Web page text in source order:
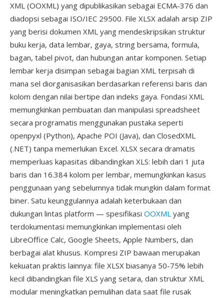
XML (OOXML) yang dipublikasikan sebagai ECMA-376 dan
diadopsi sebagai ISO/IEC 29500. File XLSX adalah arsip ZIP
yang berisi dokumen XML yang mendeskripsikan struktur
buku kerja, data lembar, gaya, string bersama, formula,
bagan, tabel pivot, dan hubungan antar komponen. Setiap
lembar kerja disimpan sebagai bagian XML terpisah di
mana sel diorganisasikan berdasarkan referensi baris dan
kolom dengan nilai bertipe dan indeks gaya. Fondasi XML
memungkinkan pembuatan dan manipulasi spreadsheet
secara programatis menggunakan pustaka seperti
openpyxl (Python), Apache POI (Java), dan ClosedXML
(.NET) tanpa memerlukan Excel. XLSX secara dramatis
memperluas kapasitas dibandingkan XLS: lebih dari 1 juta
baris dan 16.384 kolom per lembar, memungkinkan kasus
penggunaan yang sebelumnya tidak mungkin dalam format
biner. Satu keunggulannya adalah keterbukaan dan
dukungan lintas platform — spesifikasi OOXML yang
terdokumentasi memungkinkan implementasi oleh
LibreOffice Calc, Google Sheets, Apple Numbers, dan
berbagai alat khusus. Kompresi ZIP bawaan merupakan
kekuatan praktis lainnya: file XLSX biasanya 50-75% lebih
kecil dibandingkan file XLS yang setara, dan struktur XML
modular meningkatkan pemulihan data saat file rusak